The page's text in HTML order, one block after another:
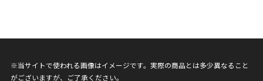
※当サイトで使われる画像はイメージです。実際の商品とは多少異なること
がございますが、ご了承ください。